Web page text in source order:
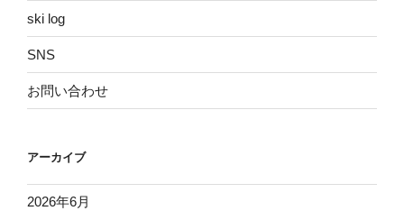
ski log
SNS
お問い合わせ
アーカイブ
2026年6月